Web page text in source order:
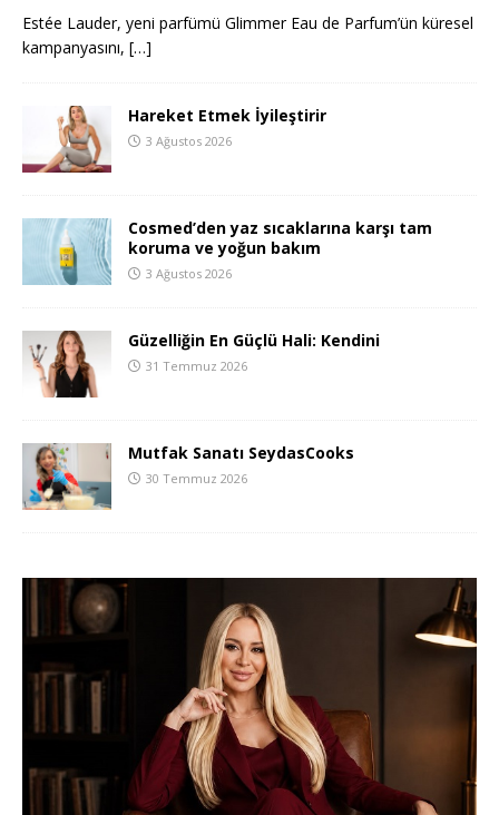
Estée Lauder, yeni parfümü Glimmer Eau de Parfum’ün küresel
kampanyasını, […]
Hareket Etmek İyileştirir
3 Ağustos 2026
Cosmed’den yaz sıcaklarına karşı tam
koruma ve yoğun bakım
3 Ağustos 2026
Güzelliğin En Güçlü Hali: Kendini
31 Temmuz 2026
Mutfak Sanatı SeydasCooks
30 Temmuz 2026